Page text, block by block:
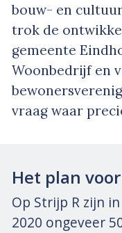
bouw- en
trok de
gemeente
Woonbedrijf en
vraag waar
Het plan
Op Strijp R zijn
2020 ongeveer